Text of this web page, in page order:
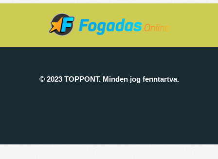
© 2023 TOPPONT. Minden jog fenntartva.